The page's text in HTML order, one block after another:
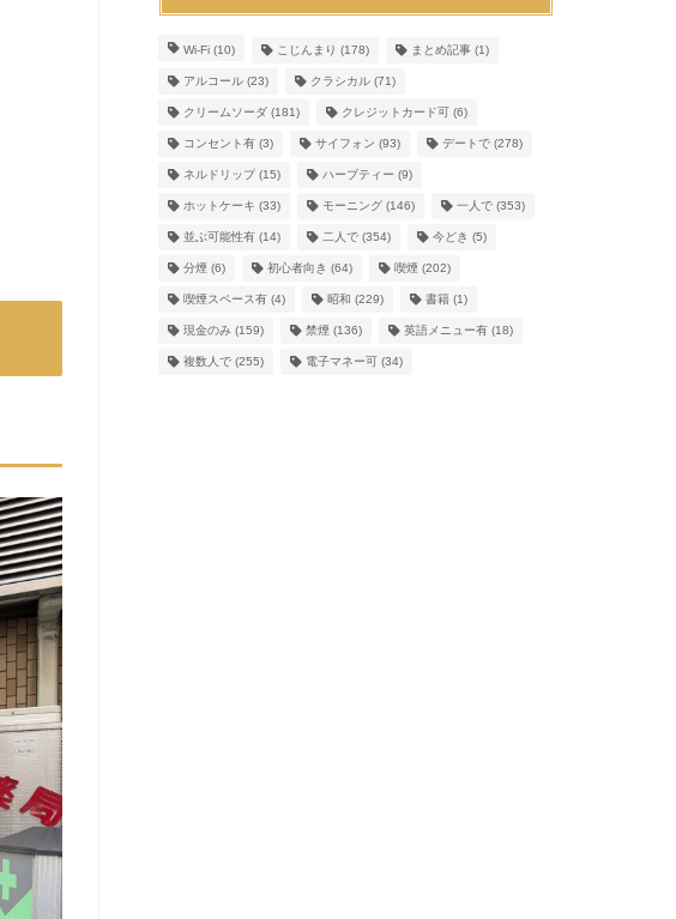
Wi-Fi(10) こじんまり (178) まとめ記事(1)
アルコール(23) クラシカル(71)
クリームソーダ(181) クレジットカード可(6)
コンセント有(3) サイフォン (93) デートで(278)
ネルドリップ(15) ハーブティー (9)
ホットケーキ (33) モーニング(146) 一人で(353)
並ぶ可能性有(14) 二人で(354) 今どき (5)
分煙(6) 初心者向き (64) 喫煙(202)
喫煙スペース有(4) 昭和 (229) 書籍(1)
現金のみ(159) 禁煙(136) 英語メニュー有(18)
複数人で(255) 電子マネー可(34)